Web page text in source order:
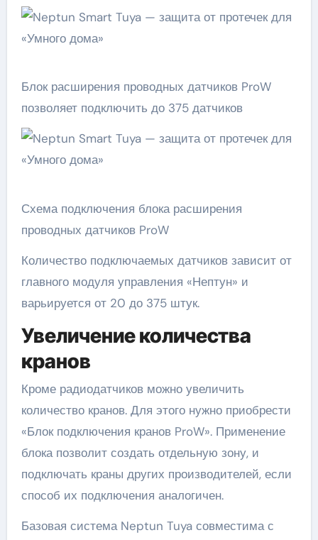
Блок расширения проводных датчиков ProW
позволяет подключить до 375 датчиков
Схема подключения блока расширения
проводных датчиков ProW
Количество подключаемых датчиков зависит от
главного модуля управления «Нептун» и
варьируется от 20 до 375 штук.
Увеличение количества
кранов
Кроме радиодатчиков можно увеличить
количество кранов. Для этого нужно приобрести
«Блок подключения кранов ProW». Применение
блока позволит создать отдельную зону, и
подключать краны других производителей, если
способ их подключения аналогичен.
Базовая система Neptun Tuya совместима с